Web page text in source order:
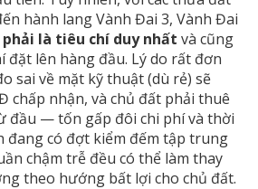
hành lang Vành Đai 3, Vành Đai
là tiêu chí duy nhất và cũng
đặt lên hàng đầu. Lý do rất đơn
sai về mặt kỹ thuật (dù rẻ) sẽ
chấp nhận, và chủ đất phải thuê
đầu — tốn gấp đôi chi phí và thời
đang có đợt kiểm đếm tập trung
chậm trễ đều có thể làm thay
theo hướng bất lợi cho chủ đất.